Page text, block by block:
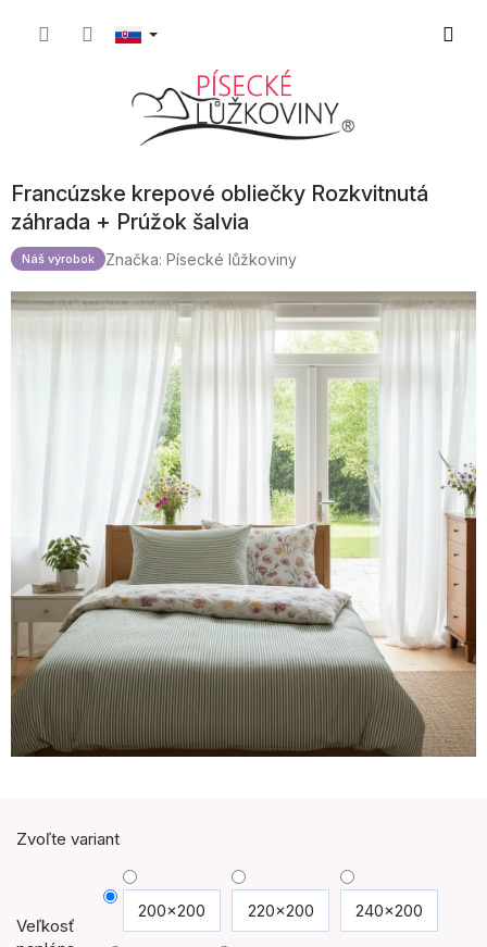
Francúzske krepové obliečky Rozkvitnutá
záhrada + Prúžok šalvia
Náš výrobok Značka: Písecké lůžkoviny
Zvoľte variant
Veľkosť
200x200 220x200 240x200